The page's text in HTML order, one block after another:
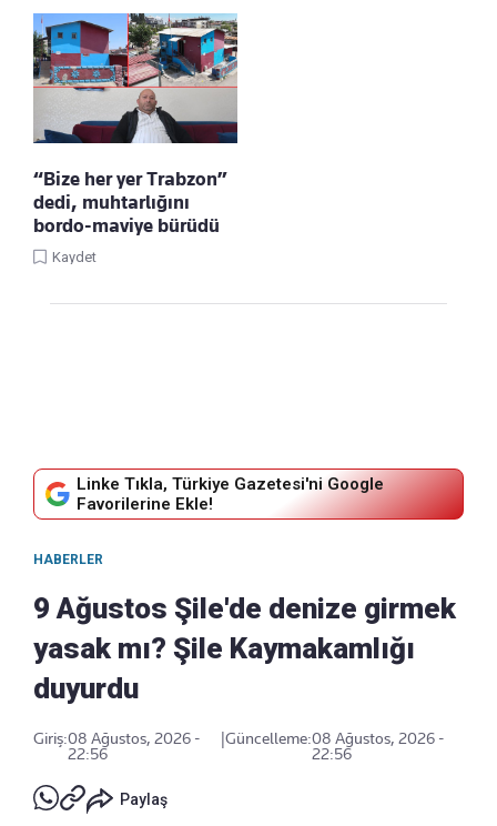
“Bize her yer Trabzon”
dedi, muhtarlığını
bordo-maviye bürüdü
Kaydet
Linke Tıkla, Türkiye Gazetesi'ni Google
Favorilerine Ekle!
HABERLER
9 Ağustos Şile'de denize girmek
yasak mı? Şile Kaymakamlığı
duyurdu
Giriş:08 Ağustos, 2026 -
22:56
Güncelleme:08 Ağustos, 2026 -
22:56
Paylaş